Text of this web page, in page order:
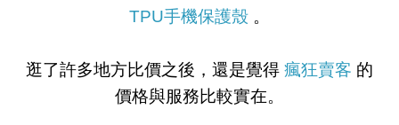
TPU手機保護殼 。
逛了許多地方比價之後，還是覺得 瘋狂賣客 的
價格與服務比較實在。